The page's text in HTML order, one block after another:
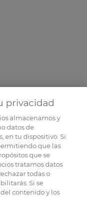
privacidad
almacenamos y
datos de
en tu dispositivo. Si
que las
que se
tratamos datos
todas o
Si se
contenido y los